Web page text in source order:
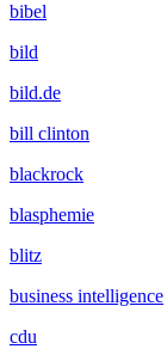
bibel
bild
bild.de
bill clinton
blackrock
blasphemie
blitz
business intelligence
cdu